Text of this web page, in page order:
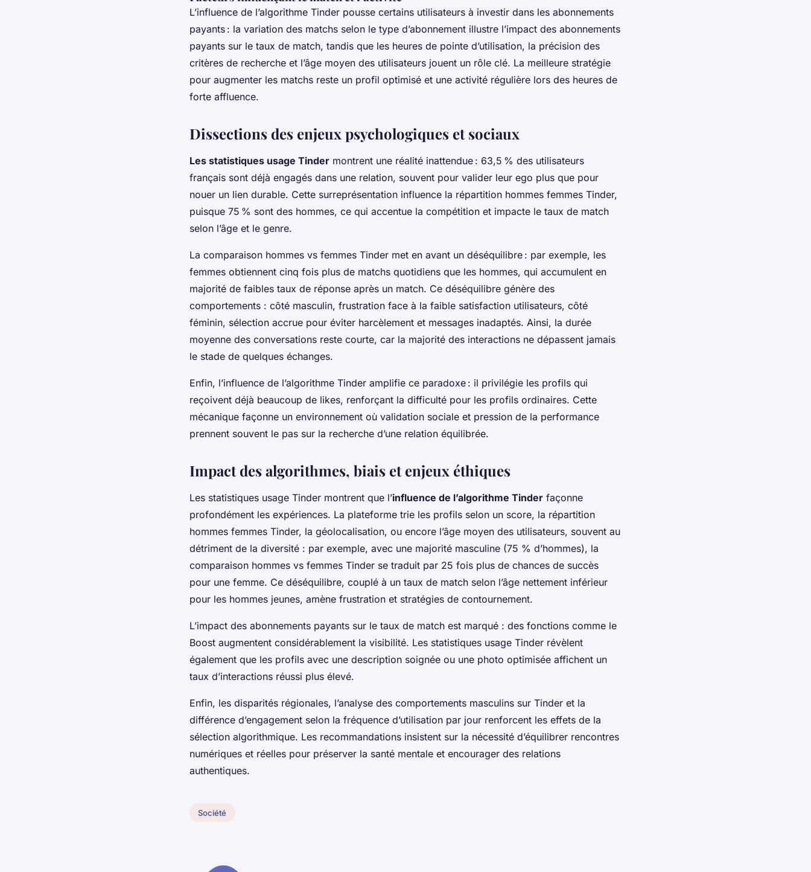
L’influence de l’algorithme Tinder pousse certains utilisateurs à investir dans les abonnements
payants : la variation des matchs selon le type d’abonnement illustre l’impact des abonnements
payants sur le taux de match, tandis que les heures de pointe d’utilisation, la précision des
critères de recherche et l’âge moyen des utilisateurs jouent un rôle clé. La meilleure stratégie
pour augmenter les matchs reste un profil optimisé et une activité régulière lors des heures de
forte affluence.
Dissections des enjeux psychologiques et sociaux
Les statistiques usage Tinder montrent une réalité inattendue : 63,5 % des utilisateurs
français sont déjà engagés dans une relation, souvent pour valider leur ego plus que pour
nouer un lien durable. Cette surreprésentation influence la répartition hommes femmes Tinder,
puisque 75 % sont des hommes, ce qui accentue la compétition et impacte le taux de match
selon l’âge et le genre.
La comparaison hommes vs femmes Tinder met en avant un déséquilibre : par exemple, les
femmes obtiennent cinq fois plus de matchs quotidiens que les hommes, qui accumulent en
majorité de faibles taux de réponse après un match. Ce déséquilibre génère des
comportements : côté masculin, frustration face à la faible satisfaction utilisateurs, côté
féminin, sélection accrue pour éviter harcèlement et messages inadaptés. Ainsi, la durée
moyenne des conversations reste courte, car la majorité des interactions ne dépassent jamais
le stade de quelques échanges.
Enfin, l’influence de l’algorithme Tinder amplifie ce paradoxe : il privilégie les profils qui
reçoivent déjà beaucoup de likes, renforçant la difficulté pour les profils ordinaires. Cette
mécanique façonne un environnement où validation sociale et pression de la performance
prennent souvent le pas sur la recherche d’une relation équilibrée.
Impact des algorithmes, biais et enjeux éthiques
Les statistiques usage Tinder montrent que l’influence de l’algorithme Tinder façonne
profondément les expériences. La plateforme trie les profils selon un score, la répartition
hommes femmes Tinder, la géolocalisation, ou encore l’âge moyen des utilisateurs, souvent au
détriment de la diversité : par exemple, avec une majorité masculine (75 % d’hommes), la
comparaison hommes vs femmes Tinder se traduit par 25 fois plus de chances de succès
pour une femme. Ce déséquilibre, couplé à un taux de match selon l’âge nettement inférieur
pour les hommes jeunes, amène frustration et stratégies de contournement.
L’impact des abonnements payants sur le taux de match est marqué : des fonctions comme le
Boost augmentent considérablement la visibilité. Les statistiques usage Tinder révèlent
également que les profils avec une description soignée ou une photo optimisée affichent un
taux d’interactions réussi plus élevé.
Enfin, les disparités régionales, l’analyse des comportements masculins sur Tinder et la
différence d’engagement selon la fréquence d’utilisation par jour renforcent les effets de la
sélection algorithmique. Les recommandations insistent sur la nécessité d’équilibrer rencontres
numériques et réelles pour préserver la santé mentale et encourager des relations
authentiques.
Société